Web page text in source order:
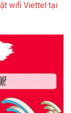
wifi Viettel tại